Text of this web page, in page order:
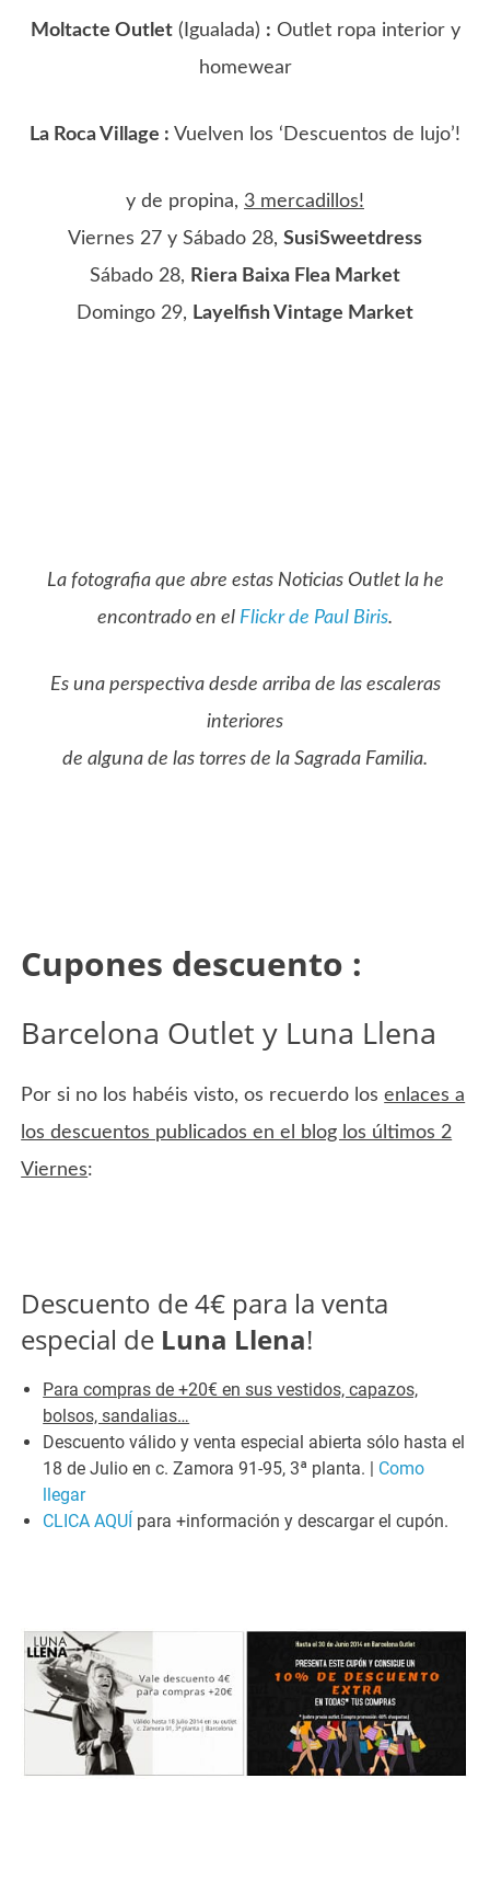
Moltacte Outlet(Igualada) : Outlet ropa interior y
homewear
La Roca Village : Vuelven los ‘Descuentos de lujo’!
y de propina, 3 mercadillos!
Viernes 27 y Sábado 28, SusiSweetdress
Sábado 28, Riera Baixa Flea Market
Domingo 29, Layelfish Vintage Market
La fotografia que abre estas Noticias Outlet la he
encontrado en el Flickr de Paul Biris.
Es una perspectiva desde arriba de las escaleras
interiores
de alguna de las torres de la Sagrada Familia.
Cupones descuento :
Barcelona Outlet y Luna Llena
Por si no los habéis visto, os recuerdo losenlaces a
los descuentos publicados en el blog los últimos 2
Viernes:
Descuento de 4€ para la venta
especial de Luna Llena!
Para compras de +20€ en sus vestidos, capazos,
bolsos, sandalias…
Descuento válido y venta especial abierta sólo hasta el
18 de Julio en c. Zamora 91-95, 3ª planta. | Como
llegar
CLICA AQUÍ para +información y descargar el cupón.